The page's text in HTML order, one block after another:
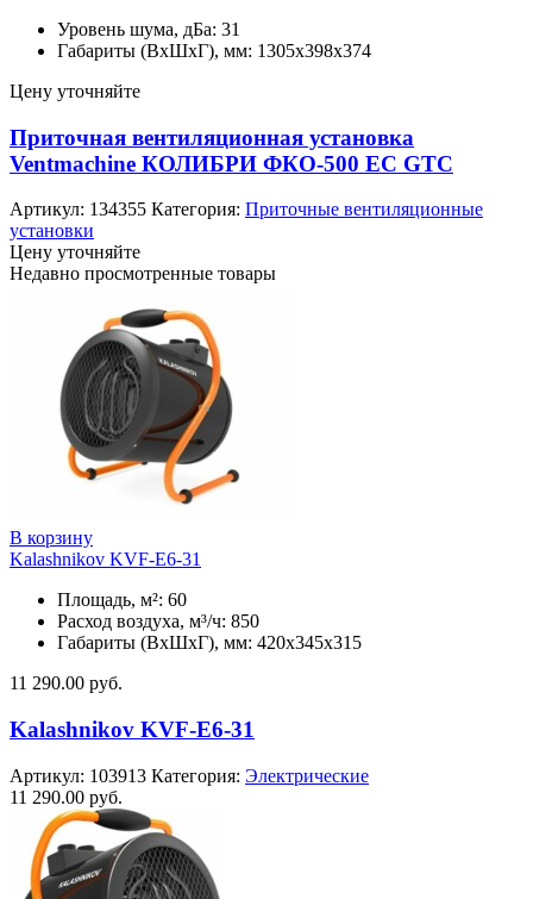
Уровень шума, дБа: 31
Габариты (ВхШхГ), мм: 1305x398x374
Цену уточняйте
Приточная вентиляционная установка
Ventmachine КОЛИБРИ ФКО-500 ЕС GTC
Артикул: 134355 Категория: Приточные вентиляционные
установки
Цену уточняйте
Недавно просмотренные товары
В корзину
Kalashnikov KVF-E6-31
Площадь, м²: 60
Расход воздуха, м³/ч: 850
Габариты (ВхШхГ), мм: 420x345x315
11 290.00 руб.
Kalashnikov KVF-E6-31
Артикул: 103913 Категория: Электрические
11 290.00 руб.